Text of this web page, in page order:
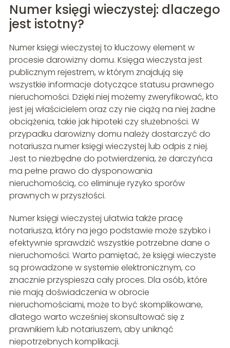
Numer księgi wieczystej: dlaczego
jest istotny?
Numer księgi wieczystej to kluczowy element w
procesie darowizny domu. Księga wieczysta jest
publicznym rejestrem, w którym znajdują się
wszystkie informacje dotyczące statusu prawnego
nieruchomości. Dzięki niej możemy zweryfikować, kto
jest jej właścicielem oraz czy nie ciążą na niej żadne
obciążenia, takie jak hipoteki czy służebności. W
przypadku darowizny domu należy dostarczyć do
notariusza numer księgi wieczystej lub odpis z niej.
Jest to niezbędne do potwierdzenia, że darczyńca
ma pełne prawo do dysponowania
nieruchomością, co eliminuje ryzyko sporów
prawnych w przyszłości.
Numer księgi wieczystej ułatwia także pracę
notariusza, który na jego podstawie może szybko i
efektywnie sprawdzić wszystkie potrzebne dane o
nieruchomości. Warto pamiętać, że księgi wieczyste
są prowadzone w systemie elektronicznym, co
znacznie przyspiesza cały proces. Dla osób, które
nie mają doświadczenia w obrocie
nieruchomościami, może to być skomplikowane,
dlatego warto wcześniej skonsultować się z
prawnikiem lub notariuszem, aby uniknąć
niepotrzebnych komplikacji.